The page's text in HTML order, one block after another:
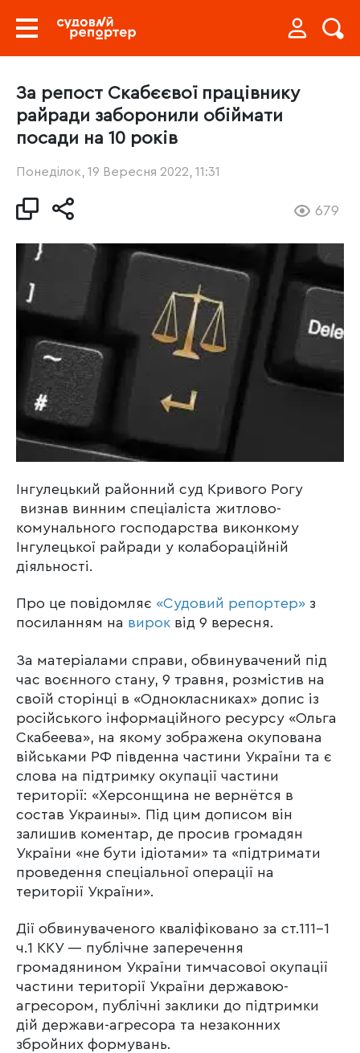
За репост Скабєєвої працівнику
райради заборонили обіймати
посади на 10 років
Понеділок, 19 Вересня 2022, 11:31
679
Інгулецький районний суд Кривого Рогу
визнав винним спеціаліста житлово-
комунального господарства виконкому
Інгулецької райради у колабораційній
діяльності.
Про це повідомляє «Судовий репортер» з
посиланням на вирок від 9 вересня.
За матеріалами справи, обвинувачений під
час воєнного стану, 9 травня, розмістив на
своїй сторінці в «Однокласниках» допис із
російського інформаційного ресурсу «Ольга
Скабеева», на якому зображена окупована
військами РФ південна частини України та є
слова на підтримку окупації частини
території: «Херсонщина не вернётся в
состав Украины». Під цим дописом він
залишив коментар, де просив громадян
України «не бути ідіотами» та «підтримати
проведення спеціальної операції на
території України».
Дії обвинуваченого кваліфіковано за ст.111-1
ч.1 ККУ — публічне заперечення
громадянином України тимчасової окупації
частини території України державою-
агресором, публічні заклики до підтримки
дій держави-агресора та незаконних
збройних формувань.